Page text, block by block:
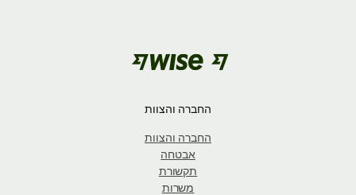
החברה והצוות
החברה והצוות
אבטחה
תקשורת
משרות